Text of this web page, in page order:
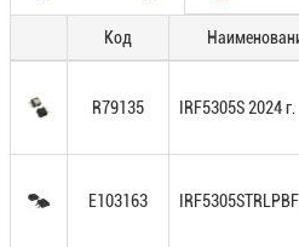
Код
R79135 IRF5305S 2024 г.
E103163 IRF5305STRLPBF